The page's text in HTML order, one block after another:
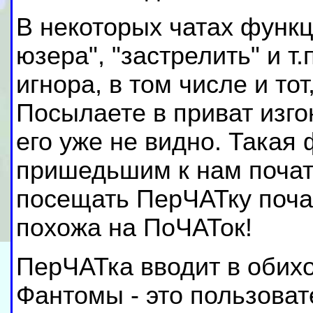
В некоторых чатах
юзера", "застрелить" и
игнора, в том числе и
Посылаете в приват
его уже не видно. Такая
пришедьшим к нам
посещать ПерЧАТку
похожа на ПоЧАТок!
ПерЧАТка вводит в
Фантомы - это